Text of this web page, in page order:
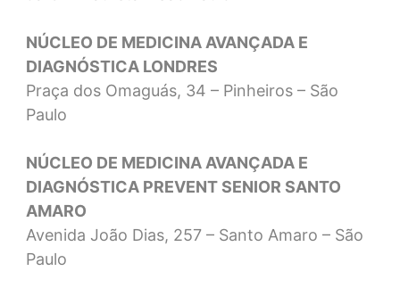
NÚCLEO DE MEDICINA AVANÇADA E
DIAGNÓSTICA LONDRES
Praça dos Omaguás, 34 – Pinheiros – São
Paulo
NÚCLEO DE MEDICINA AVANÇADA E
DIAGNÓSTICA PREVENT SENIOR SANTO
AMARO
Avenida João Dias, 257 – Santo Amaro – São
Paulo